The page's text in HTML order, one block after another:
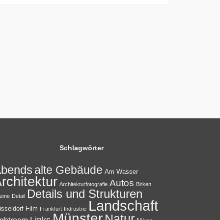
Schlagwörter
alte Gebäude Am Wasser
Architekturfotografie Autos Birken
Detail Details und Strukturen
Film Frankfurt Indrustrie Landschaft